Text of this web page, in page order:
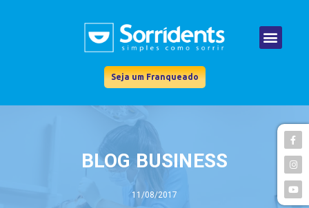
Seja um Franqueado
BLOG BUSINESS
11/08/2017